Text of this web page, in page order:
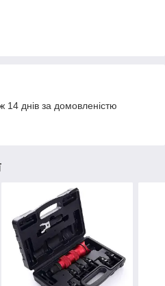
днів за домовленістю